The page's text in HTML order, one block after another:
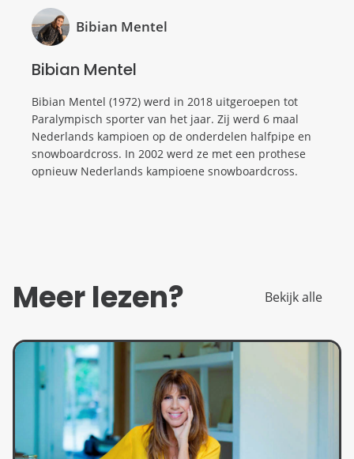
Bibian Mentel
Bibian Mentel
Bibian Mentel (1972) werd in 2018 uitgeroepen tot
Paralympisch sporter van het jaar. Zij werd 6 maal
Nederlands kampioen op de onderdelen halfpipe en
snowboardcross. In 2002 werd ze met een prothese
opnieuw Nederlands kampioene snowboardcross.
Meer lezen? Bekijk alle